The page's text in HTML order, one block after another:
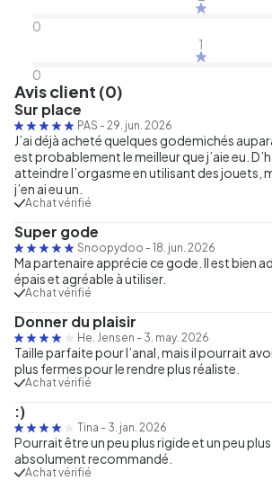
0
1
0
Avis client (0)
Sur place
PAS - 29. jun. 2026
J’ai déjà acheté quelques godemichés
est probablement le meilleur que j’aie eu.
atteindre l’orgasme en utilisant des jouets,
j’en ai eu un.
Achat vérifié
Super gode
Snoopydoo - 18. jun. 2026
Ma partenaire apprécie ce gode. Il est bien
épais et agréable à utiliser.
Achat vérifié
Donner du plaisir
He. Jensen - 3. may. 2026
Taille parfaite pour l’anal, mais il pourrait
plus fermes pour le rendre plus réaliste.
Achat vérifié
:)
Tina - 3. jan. 2026
Pourrait être un peu plus rigide et un peu plus
absolument recommandé.
Achat vérifié